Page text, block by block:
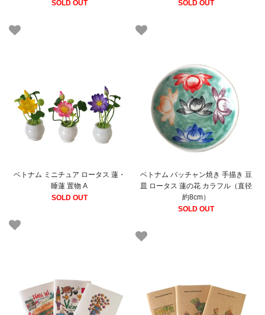
SOLD OUT SOLD OUT
ベトナム ミニチュア ロータス 蓮・
睡蓮 置物 A
SOLD OUT
ベトナム バッチャン焼き 手描き 豆
皿 ロータス 蓮の花 カラフル（直径
約8cm）
SOLD OUT